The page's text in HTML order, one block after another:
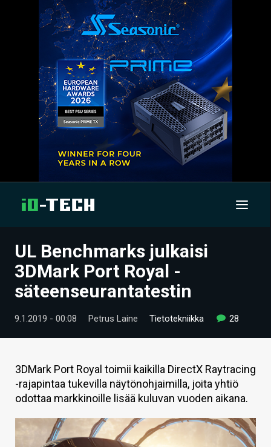
UUTISET
ARTIKKELIT
VIDEOT
TECHBBS
TIETOA
HINTA.FI
VAIHDA TEEMA
UL Benchmarks julkaisi
3DMark Port Royal -
säteenseurantatestin
9.1.2019 - 00:08 Petrus Laine Tietotekniikka 28
3DMark Port Royal toimii kaikilla DirectX Raytracing
-rajapintaa tukevilla näytönohjaimilla, joita yhtiö
odottaa markkinoille lisää kuluvan vuoden aikana.